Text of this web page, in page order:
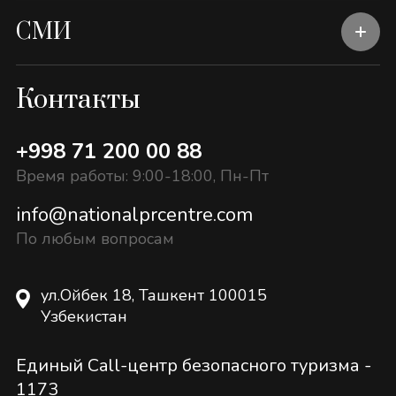
СМИ
Контакты
+998 71 200 00 88
Время работы: 9:00-18:00, Пн-Пт
info@nationalprcentre.com
По любым вопросам
ул.Ойбек 18, Ташкент 100015
Узбекистан
Единый Call-центр безопасного туризма -
1173